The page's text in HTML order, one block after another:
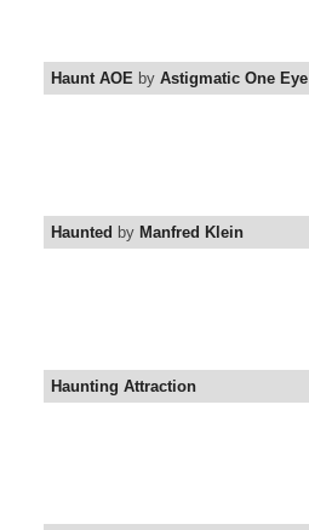
Haunt AOE by Astigmatic One Eye
Haunted by Manfred Klein
Haunting Attraction